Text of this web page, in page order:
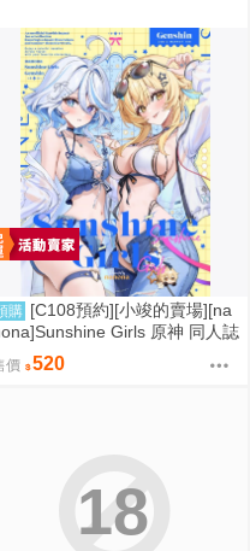
購 [C108預約][小竣的賣場][na
Girls 原神 同人誌
id=3774614
價 520
18